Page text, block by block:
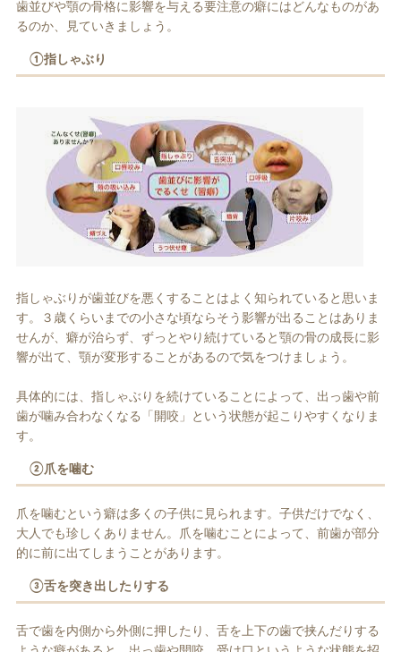
歯並びや顎の骨格に影響を与える要注意の癖にはどんなものがあ
るのか、見ていきましょう。
①指しゃぶり
指しゃぶりが歯並びを悪くすることはよく知られていると思いま
す。３歳くらいまでの小さな頃ならそう影響が出ることはありま
せんが、癖が治らず、ずっとやり続けていると顎の骨の成長に影
響が出て、顎が変形することがあるので気をつけましょう。
具体的には、指しゃぶりを続けていることによって、出っ歯や前
歯が噛み合わなくなる「開咬」という状態が起こりやすくなりま
す。
②爪を噛む
爪を噛むという癖は多くの子供に見られます。子供だけでなく、
大人でも珍しくありません。爪を噛むことによって、前歯が部分
的に前に出てしまうことがあります。
③舌を突き出したりする
舌で歯を内側から外側に押したり、舌を上下の歯で挟んだりする